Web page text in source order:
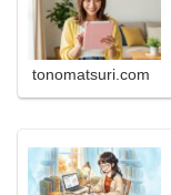
tonomatsuri.com